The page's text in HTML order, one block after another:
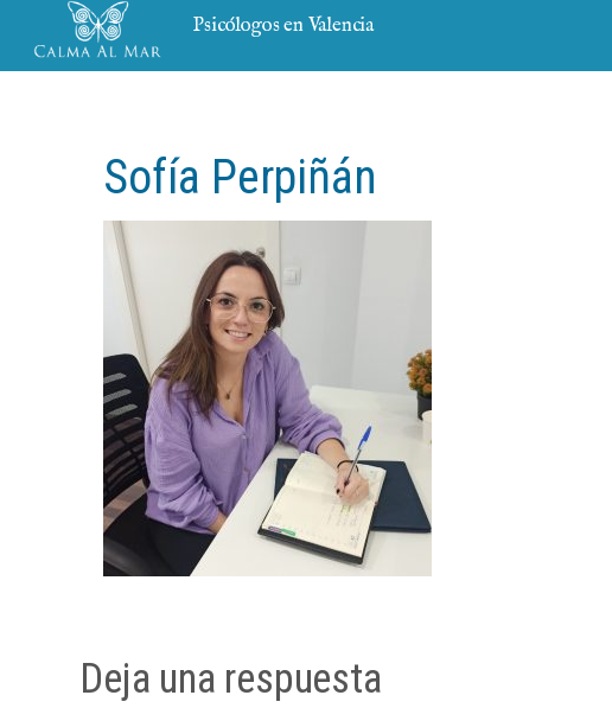
Psicólogos en Valencia
Sofía Perpiñán
Deja una respuesta